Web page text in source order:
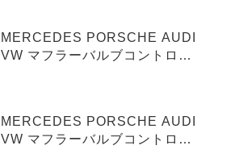
MERCEDES PORSCHE AUDI
VW マフラーバルブコントロー
MERCEDES PORSCHE AUDI
VW マフラーバルブコントロー